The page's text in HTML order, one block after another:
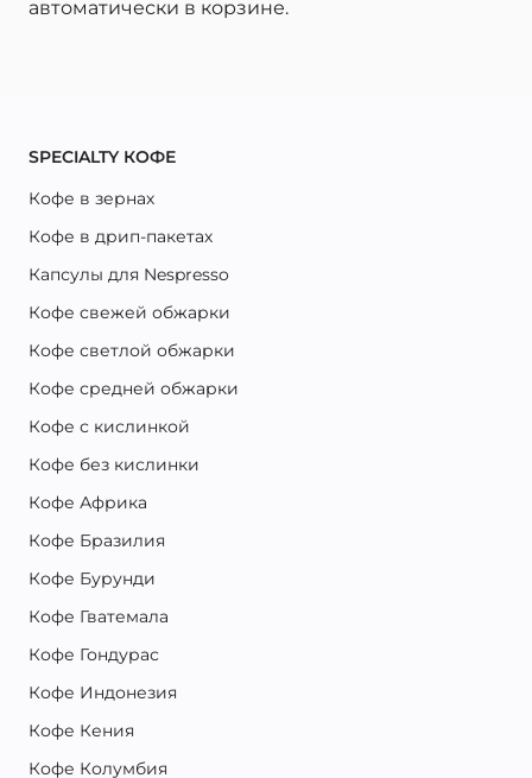
автоматически в корзине.
SPECIALTY КОФЕ
Кофе в зернах
Кофе в дрип-пакетах
Капсулы для Nespresso
Кофе свежей обжарки
Кофе светлой обжарки
Кофе средней обжарки
Кофе с кислинкой
Кофе без кислинки
Кофе Африка
Кофе Бразилия
Кофе Бурунди
Кофе Гватемала
Кофе Гондурас
Кофе Индонезия
Кофе Кения
Кофе Колумбия